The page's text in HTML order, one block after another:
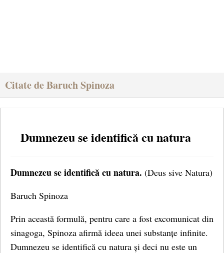
Citate de Baruch Spinoza
Dumnezeu se identifică cu natura
Dumnezeu se identifică cu natura. (Deus sive Natura)
Baruch Spinoza
Prin această formulă, pentru care a fost excomunicat din
sinagoga, Spinoza afirmă ideea unei substanțe infinite.
Dumnezeu se identifică cu natura și deci nu este un